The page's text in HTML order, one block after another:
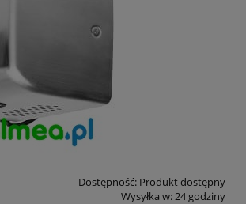
Dostępność: Produkt dostępny
Wysyłka w:24 godziny